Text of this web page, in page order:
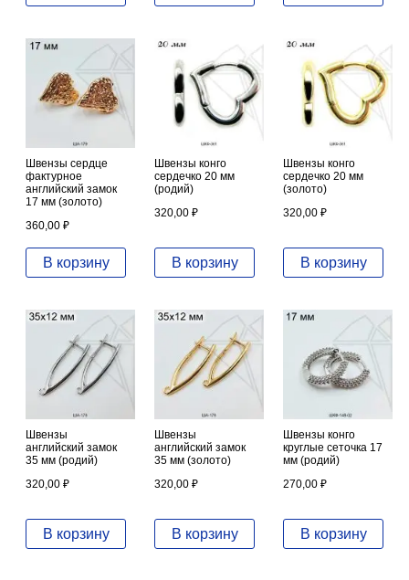
Швензы сердце
фактурное
английский замок
17 мм (золото)
360,00 ₽
В корзину
Швензы конго
сердечко 20 мм
(родий)
320,00 ₽
В корзину
Швензы конго
сердечко 20 мм
(золото)
320,00 ₽
В корзину
Швензы
английский замок
35 мм (родий)
320,00 ₽
В корзину
Швензы
английский замок
35 мм (золото)
320,00 ₽
В корзину
Швензы конго
круглые сеточка 17
мм (родий)
270,00 ₽
В корзину